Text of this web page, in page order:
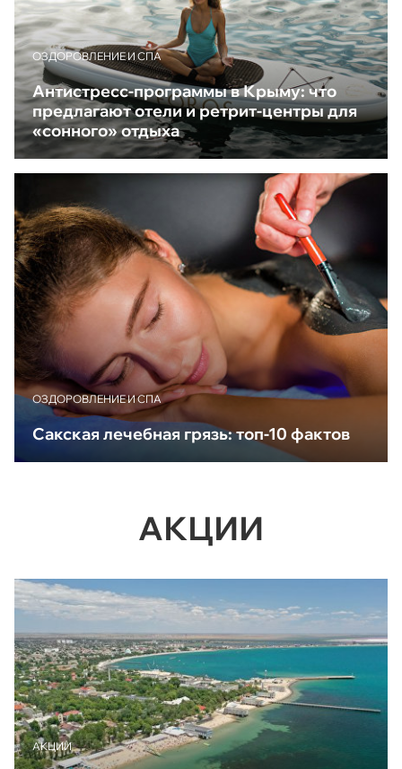
ОЗДОРОВЛЕНИЕ И СПА
Антистресс-программы в Крыму: что
предлагают отели и ретрит-центры для
«сонного» отдыха
ОЗДОРОВЛЕНИЕ И СПА
Сакская лечебная грязь: топ-10 фактов
АКЦИИ
АКЦИИ